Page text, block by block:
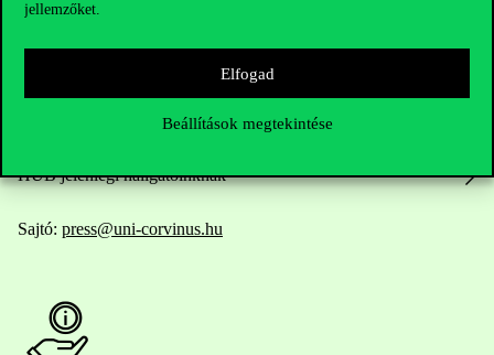
jellemzőket.
Elfogad
Beállítások megtekintése
Telefonszám:
Kérdésed van a felvételivel kapcsolatban?
Oktatói elérhetőségek
HUB jelenlegi hallgatóinknak
Sajtó: press@uni-corvinus.hu